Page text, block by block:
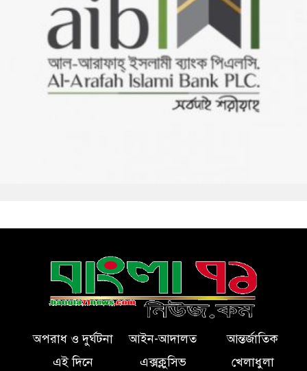
অপরাধ ও দুর্ঘটনা আইন-আদালত
আন্তর্জাতিক
এই দিনে
এক্সক্লুসিভ
খেলাধুলা